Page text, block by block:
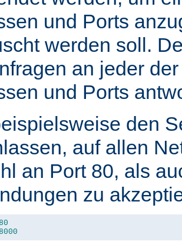
und Ports
werden soll.
an jeder
und Ports
den
auf allen
an Port 80, als
zu